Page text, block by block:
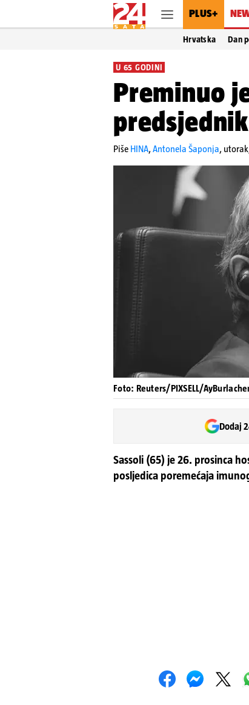
PLUS+
Hrvatska Dan
U 65 GODINI
Preminuo
Piše HINA,Antonela Šaponja,
Foto: Reuters/PIXSELL/
Dodaj
Sassoli (65) je 26. prosinca
posljedica poremećaja